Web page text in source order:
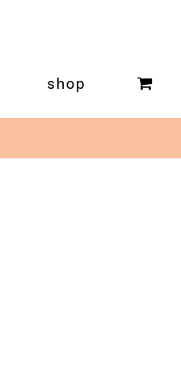
shop